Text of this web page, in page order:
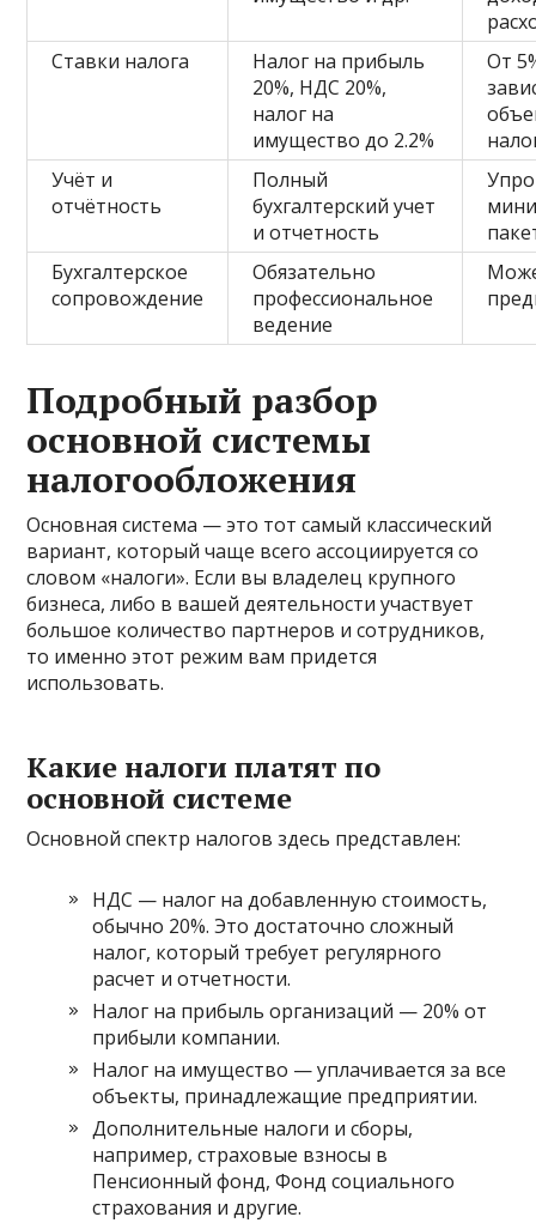
Ставки налога
Налог на прибыль
20%, НДС 20%,
налог на
имущество до 2.2%
От
Учёт и
отчётность
Полный
бухгалтерский учет
и отчетность
Бухгалтерское
сопровождение
Обязательно
профессиональное
ведение
Подробный разбор
основной системы
налогообложения
Основная система — это тот самый классический
вариант, который чаще всего ассоциируется со
словом «налоги». Если вы владелец крупного
бизнеса, либо в вашей деятельности участвует
большое количество партнеров и сотрудников,
то именно этот режим вам придется
использовать.
Какие налоги платят по
основной системе
Основной спектр налогов здесь представлен:
НДС — налог на добавленную стоимость,
обычно 20%. Это достаточно сложный
налог, который требует регулярного
расчет и отчетности.
Налог на прибыль организаций — 20% от
прибыли компании.
Налог на имущество — уплачивается за все
объекты, принадлежащие предприятии.
Дополнительные налоги и сборы,
например, страховые взносы в
Пенсионный фонд, Фонд социального
страхования и другие.